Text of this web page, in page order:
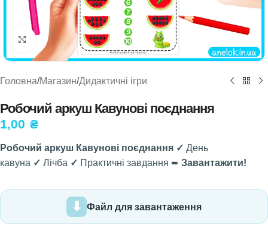
Натисніть, щоб збільшити
Головна/Магазин/Дидактичні ігри
Робочий аркуш Кавунові поєднання
1,00 ₴
Робочий аркуш Кавунові поєднання ✓ День
кавуна ✓ Лічба ✓ Практичні завдання ➨ Завантажити!
Файл для завантаження